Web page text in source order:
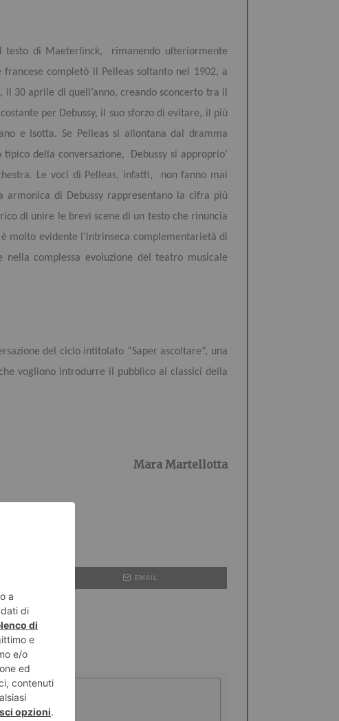
testo di Maeterlinck, rimanendo ulteriormente
completò il Pelleas soltanto nel 1902, a
il 30 aprile di quell’anno, creando sconcerto tra il
per Debussy, il suo sforzo di evitare, il più
e Isotta. Se Pelleas si allontana dal dramma
della conversazione, Debussy si approprio’
Le voci di Pelleas, infatti, non fanno mai
di Debussy rappresentano la cifra più
di unire le brevi scene di un testo che rinuncia
molto evidente l’intrinseca complementarietà di
complessa evoluzione del teatro musicale
del ciclo intitolato “Saper ascoltare”, una
vogliono introdurre il pubblico ai classici della
Mara Martellotta
EMAIL